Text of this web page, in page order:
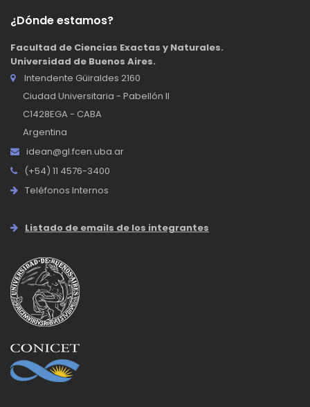
¿Dónde estamos?
Facultad de Ciencias Exactas y Naturales.
Universidad de Buenos Aires.
Intendente Güiraldes 2160
Ciudad Universitaria - Pabellón II
C1428EGA - CABA
Argentina
idean@gl.fcen.uba.ar
(+54) 11 4576-3400
Teléfonos Internos
Listado de emails de los integrantes